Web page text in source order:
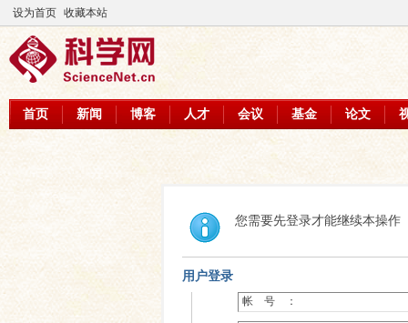
设为首页 收藏本站
首页 新闻 博客 人才 会议 基金 论文
您需要先登录才能继续本操作
用户登录
帐 号 ：